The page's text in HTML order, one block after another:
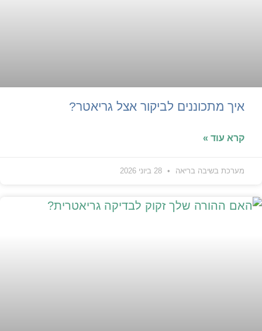
איך מתכוננים לביקור אצל גריאטר?
קרא עוד »
מערכת בשיבה בריאה